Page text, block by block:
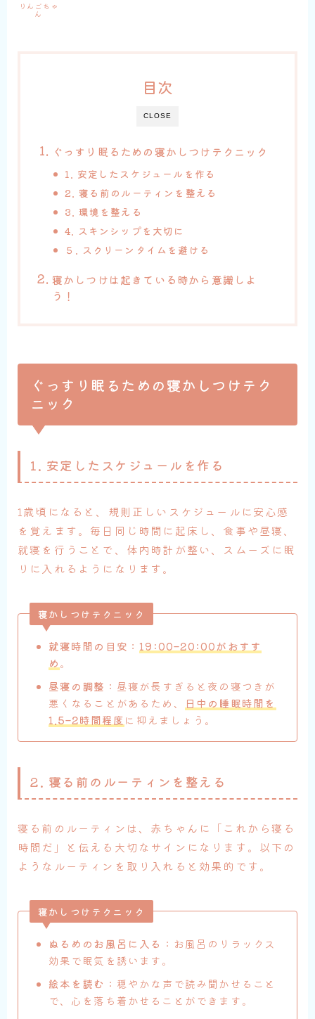
りんごちゃ
ん
CLOSE
目次
ぐっすり眠るための寝かしつけテクニック
1. 安定したスケジュールを作る
2. 寝る前のルーティンを整える
3. 環境を整える
4. スキンシップを大切に
５. スクリーンタイムを避ける
寝かしつけは起きている時から意識しよ
う！
ぐっすり眠るための寝かしつけテク
ニック
1. 安定したスケジュールを作る
1歳頃になると、規則正しいスケジュールに安心感
を覚えます。毎日同じ時間に起床し、食事や昼寝、
就寝を行うことで、体内時計が整い、スムーズに眠
りに入れるようになります。
寝かしつけテクニック
就寝時間の目安 ：19:00–20:00がおすす
め。
昼寝の調整 ：昼寝が長すぎると夜の寝つきが
悪くなることがあるため、
日中の睡眠時間を
1.5–2時間程度に抑えましょう。
2. 寝る前のルーティンを整える
寝る前のルーティンは、赤ちゃんに「これから寝る
時間だ」と伝える大切なサインになります。以下の
ようなルーティンを取り入れると効果的です。
寝かしつけテクニック
ぬるめのお風呂に入る ：お風呂のリラックス
効果で眠気を誘います。
絵本を読む ：穏やかな声で読み聞かせること
で、心を落ち着かせることができます。